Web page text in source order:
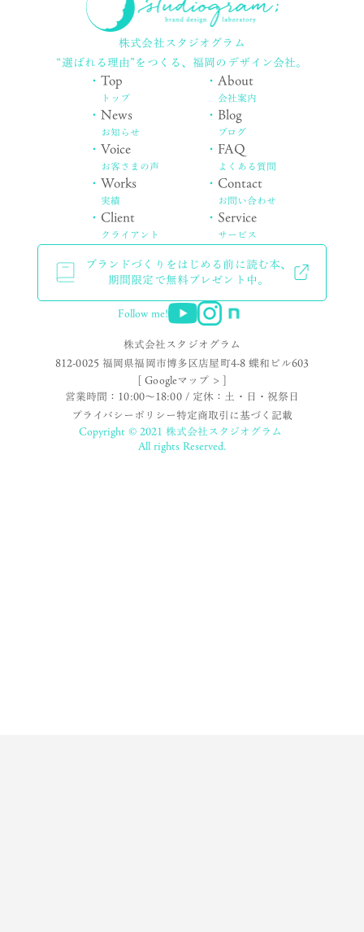
株式会社スタジオグラム
“選ばれる理由”をつくる、福岡のデザイン会社。
・Top
トップ
・News
お知らせ
・Voice
お客さまの声
・Works
実績
・ Client
クライアント
・About
会社案内
・ Blog
ブログ
・ FAQ
よくある質問
・ Contact
お問い合わせ
・ Service
サービス
ブランドづくりをはじめる前に読む本、
期間限定で無料プレゼント中。
Follow me!
株式会社スタジオグラム
812-0025 福岡県福岡市博多区店屋町4-8 蝶和ビル603
[ Googleマップ > ]
営業時間：10:00〜18:00 / 定休：土・日・祝祭日
プライバシーポリシー特定商取引に基づく記載
Copyright © 2021 株式会社スタジオグラム
All rights Reserved.